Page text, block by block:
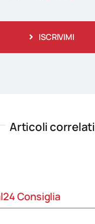
ISCRIVIMI
Articoli correlati
Consiglia